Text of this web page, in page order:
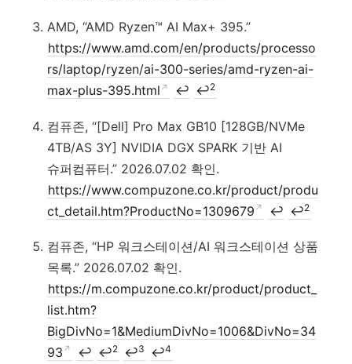
AMD, “AMD Ryzen™ AI Max+ 395.”
https://www.amd.com/en/products/processo
rs/laptop/ryzen/ai-300-series/amd-ryzen-ai-
max-plus-395.html
↩ ↩2
컴퓨존, “[Dell] Pro Max GB10 [128GB/NVMe
4TB/AS 3Y] NVIDIA DGX SPARK 기반 AI
슈퍼컴퓨터.” 2026.07.02 확인.
https://www.compuzone.co.kr/product/produ
ct_detail.htm?ProductNo=1309679
↩ ↩2
컴퓨존, “HP 워크스테이션/AI 워크스테이션 상품
목록.” 2026.07.02 확인.
https://m.compuzone.co.kr/product/product_
list.htm?
BigDivNo=1&MediumDivNo=1006&DivNo=34
93
↩ ↩2 ↩3 ↩4